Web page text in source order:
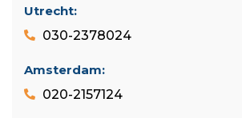
Utrecht:
030-2378024
Amsterdam:
020-2157124